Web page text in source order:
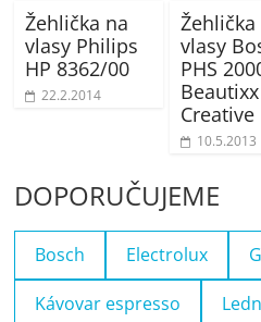
bazény
Žehlička na
vlasy Philips
HP 8362/00
22.2.2014
Žehlička
vlasy
PHS
Beautixx
Creative
10.5.2013
DOPORUČUJEME
Bosch Electrolux
Kávovar espresso